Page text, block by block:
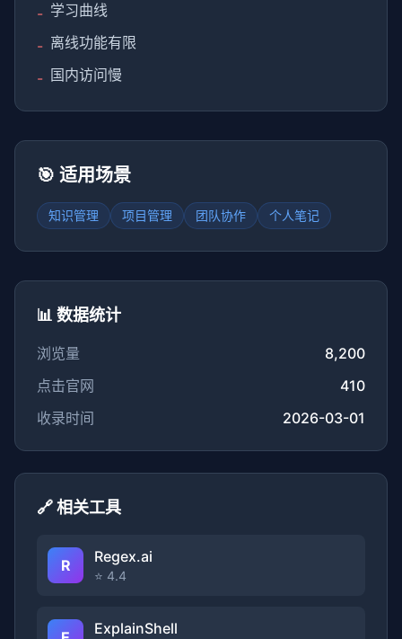
- 学习曲线
- 离线功能有限
- 国内访问慢
🎯 适用场景
知识管理 项目管理 团队协作 个人笔记
📊 数据统计
浏览量
8,200
点击官网
410
收录时间
2026-03-01
🔗 相关工具
R Regex.ai
⭐ 4.4
ExplainShell